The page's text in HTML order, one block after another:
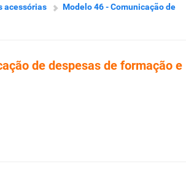
acessórias
Modelo 46 - Comunicação de
de despesas de formação e